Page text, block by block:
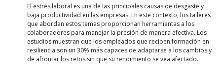
El estrés laboral es una de las principales causas de desgaste y
baja productividad en las empresas. En este contexto, los talleres
que abordan estos temas proporcionan herramientas a los
colaboradores para manejar la presión de manera efectiva. Los
estudios muestran que los empleados que reciben formación en
resiliencia son un 30% más capaces de adaptarse a los cambios y
de afrontar los retos sin que su rendimiento se vea afectado.